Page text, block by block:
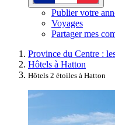
Publier votre
Voyages
Partager mes
Province du Centre :
Hôtels à Hatton
Hôtels 2 étoiles à Hatton